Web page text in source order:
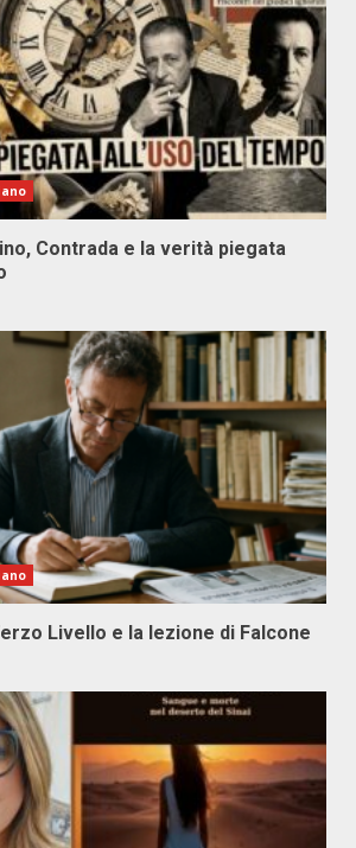
Contrada e la verità piegata
Livello e la lezione di Falcone